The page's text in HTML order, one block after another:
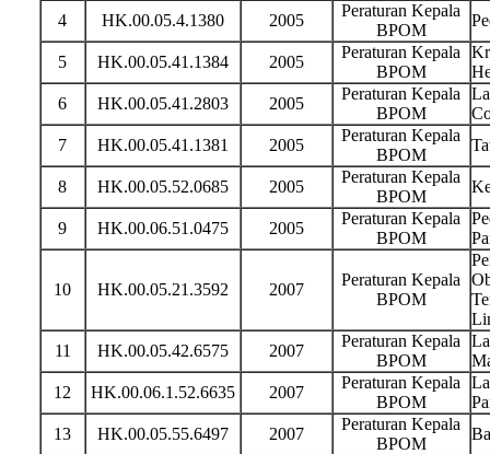
4 HK.00.05.4.1380 2005
Peraturan Kepala
BPOM
5 HK.00.05.41.1384 2005
Peraturan Kepala
BPOM
6
HK.00.05.41.2803 2005
Peraturan Kepala
BPOM
7
HK.00.05.41.1381 2005
Peraturan Kepala
BPOM
8 HK.00.05.52.0685 2005
Peraturan Kepala
BPOM
9 HK.00.06.51.0475 2005
Peraturan Kepala
BPOM
10 HK.00.05.21.3592 2007
Peraturan Kepala
BPOM
11
HK.00.05.42.6575 2007
Peraturan Kepala
BPOM
12
HK.00.06.1.52.6635 2007
Peraturan Kepala
BPOM
13
HK.00.05.55.6497 2007
Peraturan Kepala
BPOM